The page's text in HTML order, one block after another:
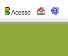
Acesso